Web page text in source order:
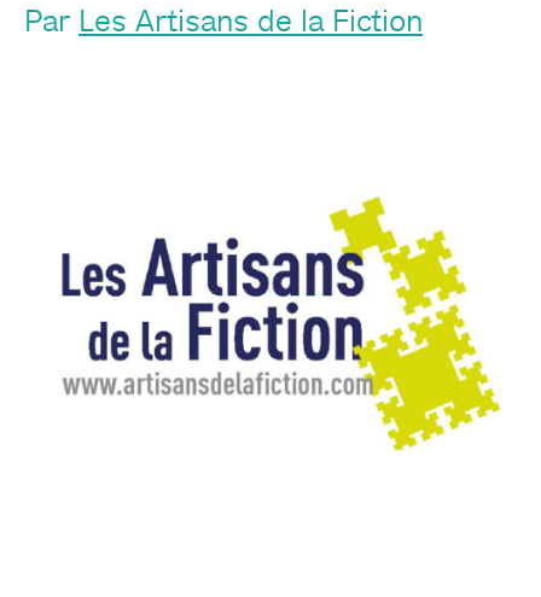
Par Les Artisans de la Fiction